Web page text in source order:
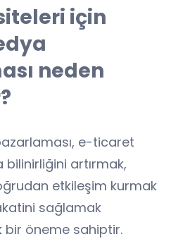
için
neden
e-ticaret
artırmak,
etkileşim kurmak
sağlamak
bir öneme sahiptir.